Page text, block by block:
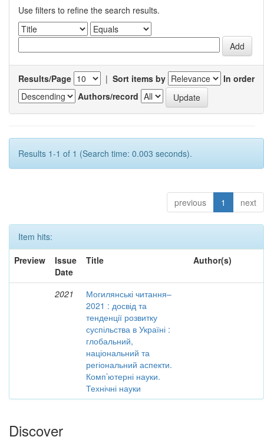
Use filters to refine the search results.
Results/Page | Sort items by
In order
Authors/record
Results 1-1 of 1 (Search time: 0.003 seconds).
previous 1 next
Item hits:
Preview
Issue
Date
Title Author(s)
2021
Могилянські читання–
2021 : досвід та
тенденції розвитку
суспільства в Україні :
глобальний,
національний та
регіональний аспекти.
Комп’ютерні науки.
Технічні науки
Discover